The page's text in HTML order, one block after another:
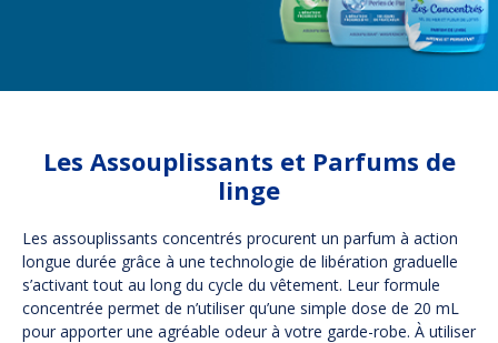
Les Assouplissants et Parfums de
linge
Les assouplissants concentrés procurent un parfum à action
longue durée grâce à une technologie de libération graduelle
s’activant tout au long du cycle du vêtement. Leur formule
concentrée permet de n’utiliser qu’une simple dose de 20 mL
pour apporter une agréable odeur à votre garde-robe. À utiliser